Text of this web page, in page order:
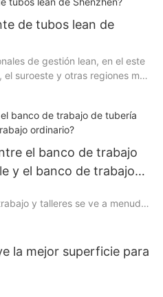
de tubos lean de
de gestión lean, en el este
suroeste y otras regiones más,
de gestión lean de
de Shenzhen, el costo
también es conveniente.
el banco de trabajo
y el banco de trabajo
y talleres se ve a menudo
de trabajo a nuestro
¿Qué es la
para usted!
la mejor superficie para